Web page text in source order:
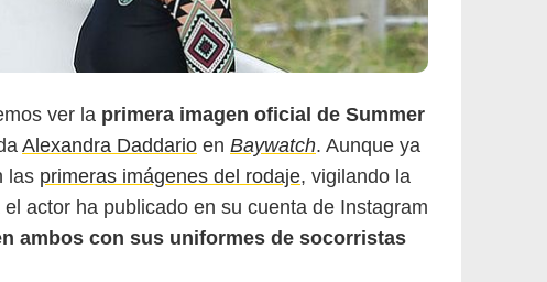
ver la primera imagen oficial de Summer
Alexandra Daddario en Baywatch. Aunque ya
las primeras imágenes del rodaje, vigilando la
actor ha publicado en su cuenta de Instagram
ambos con sus uniformes de socorristas